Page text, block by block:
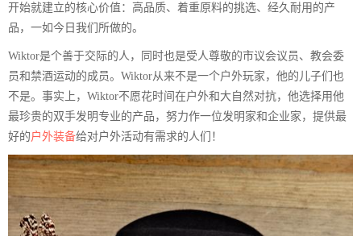
开始就建立的核心价值：高品质、着重原料的挑选、经久耐用的产
品，一如今日我们所做的。
Wiktor是个善于交际的人，同时也是受人尊敬的市议会议员、教会委
员和禁酒运动的成员。Wiktor从来不是一个户外玩家，他的儿子们也
不是。事实上，Wiktor不愿花时间在户外和大自然对抗，他选择用他
最珍贵的双手发明专业的产品，努力作一位发明家和企业家，提供最
好的户外装备给对户外活动有需求的人们！